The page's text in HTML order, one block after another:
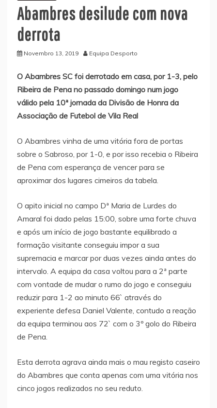
Abambres desilude com nova
derrota
Novembro 13, 2019 Equipa Desporto
O Abambres SC foi derrotado em casa, por 1-3, pelo
Ribeira de Pena no passado domingo num jogo
válido pela 10ª jornada da Divisão de Honra da
Associação de Futebol de Vila Real
O Abambres vinha de uma vitória fora de portas
sobre o Sabroso, por 1-0, e por isso recebia o Ribeira
de Pena com esperança de vencer para se
aproximar dos lugares cimeiros da tabela.
O apito inicial no campo Dª Maria de Lurdes do
Amaral foi dado pelas 15:00, sobre uma forte chuva
e após um início de jogo bastante equilibrado a
formação visitante conseguiu impor a sua
supremacia e marcar por duas vezes ainda antes do
intervalo. A equipa da casa voltou para a 2ª parte
com vontade de mudar o rumo do jogo e conseguiu
reduzir para 1-2 ao minuto 66` através do
experiente defesa Daniel Valente, contudo a reação
da equipa terminou aos 72` com o 3º golo do Ribeira
de Pena.
Esta derrota agrava ainda mais o mau registo caseiro
do Abambres que conta apenas com uma vitória nos
cinco jogos realizados no seu reduto.